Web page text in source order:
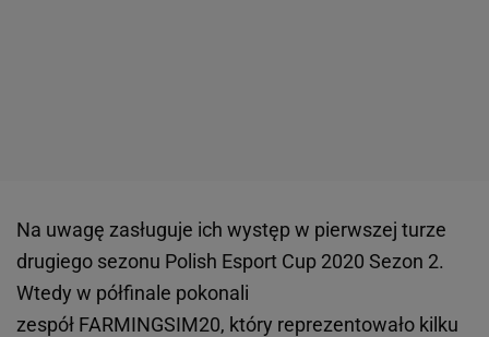
Na uwagę zasługuje ich występ w pierwszej turze
drugiego sezonu Polish Esport Cup 2020 Sezon 2.
Wtedy w półfinale pokonali
zespół FARMINGSIM20, który reprezentowało kilku